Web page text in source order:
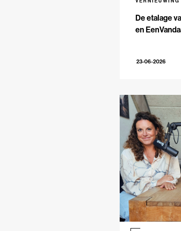
De etalage
en
23-06-2026